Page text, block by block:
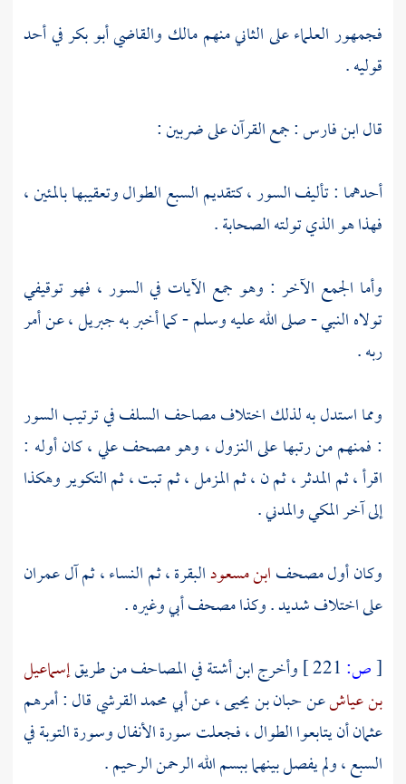
فجمهور العلماء على الثاني منهممالك والقاضي أبو بكرفي أحد
قوليه .
قالابن فارس: جمع القرآن على ضربين :
أحدهما : تأليف السور ، كتقديم السبع الطوال وتعقيبها بالمئين ،
فهذا هو الذي تولته الصحابة .
وأما الجمع الآخر : وهو جمع الآيات في السور ، فهو توقيفي
تولاه النبي - صلى الله عليه وسلم - كما أخبر بهجبريل ،عن أمر
ربه .
ومما استدل به لذلك اختلاف مصاحف السلف في ترتيب السور
: فمنهم من رتبها على النزول ، وهو مصحفعلي، كان أوله :
اقرأ ، ثم المدثر ، ثم ن ، ثم المزمل ، ثم تبت ، ثم التكوير وهكذا
إلى آخر المكي والمدني .
وكان أول مصحفابن مسعودالبقرة ، ثم النساء ، ثم آل عمران
على اختلاف شديد . وكذا مصحفأبيوغيره .
[ص: وأخرجابن أشتةفي المصاحف من طريقإسماعيل
بن عياشعنحبان بن يحيى ،عنأبي محمد القرشيقال : أمرهم
عثمانأن يتابعوا الطوال ، فجعلت سورة الأنفال وسورة التوبة في
السبع ، ولم يفصل بينهما ببسم الله الرحمن الرحيم .